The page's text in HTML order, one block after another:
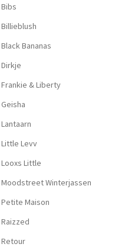
Bibs
Billieblush
Black Bananas
Dirkje
Frankie & Liberty
Geisha
Lantaarn
Little Levv
Looxs Little
Moodstreet Winterjassen
Petite Maison
Raizzed
Retour